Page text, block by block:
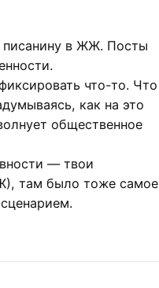
писанину в ЖЖ. Посты
что-то. Что
как на это
общественное
— твои
там было тоже самое